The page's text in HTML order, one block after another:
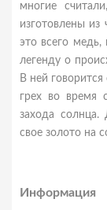
многие
изготовлены из
это всего медь,
легенду о
В ней
грех во время
захода солнца.
свое золото на
Информация